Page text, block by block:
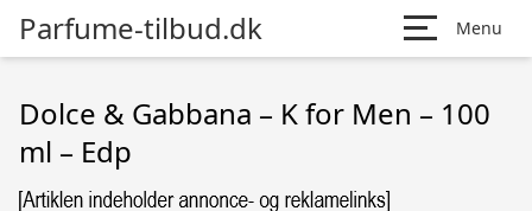
Parfume-tilbud.dk Menu
Dolce & Gabbana – K for Men – 100
ml – Edp